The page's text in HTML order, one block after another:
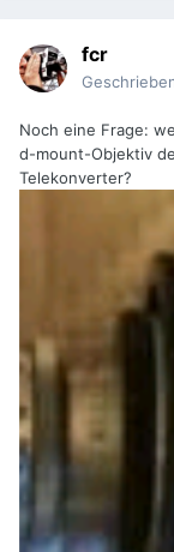
fcr
Noch eine Frage:
d-mount-Objektiv
Telekonverter?